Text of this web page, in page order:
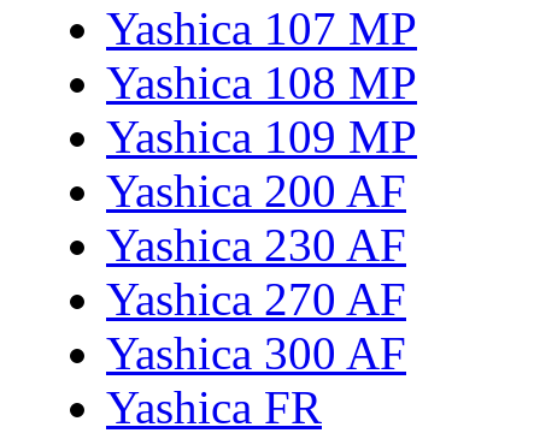
Yashica 107 MP
Yashica 108 MP
Yashica 109 MP
Yashica 200 AF
Yashica 230 AF
Yashica 270 AF
Yashica 300 AF
Yashica FR